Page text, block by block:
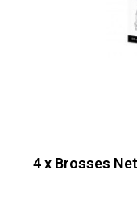
4 x Brosses